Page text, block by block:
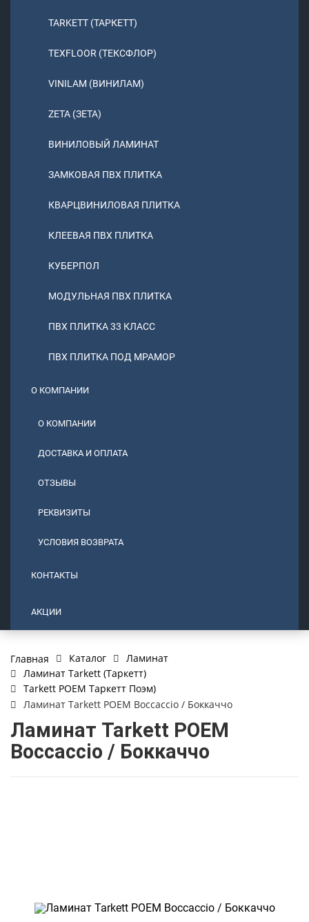
TARKETT (ТАРКЕТТ)
TEXFLOOR (ТЕКСФЛОР)
VINILAM (ВИНИЛАМ)
ZETA (ЗЕТА)
ВИНИЛОВЫЙ ЛАМИНАТ
ЗАМКОВАЯ ПВХ ПЛИТКА
КВАРЦВИНИЛОВАЯ ПЛИТКА
КЛЕЕВАЯ ПВХ ПЛИТКА
КУБЕРПОЛ
МОДУЛЬНАЯ ПВХ ПЛИТКА
ПВХ ПЛИТКА 33 КЛАСС
ПВХ ПЛИТКА ПОД МРАМОР
О КОМПАНИИ
О КОМПАНИИ
ДОСТАВКА И ОПЛАТА
ОТЗЫВЫ
РЕКВИЗИТЫ
УСЛОВИЯ ВОЗВРАТА
КОНТАКТЫ
АКЦИИ
Главная Каталог
Ламинат
Ламинат Tarkett (Таркетт)
Tarkett POEM Таркетт Поэм)
Ламинат Tarkett POEM Boccaccio / Боккаччо
Ламинат Tarkett POEM
Boccaccio / Боккаччо